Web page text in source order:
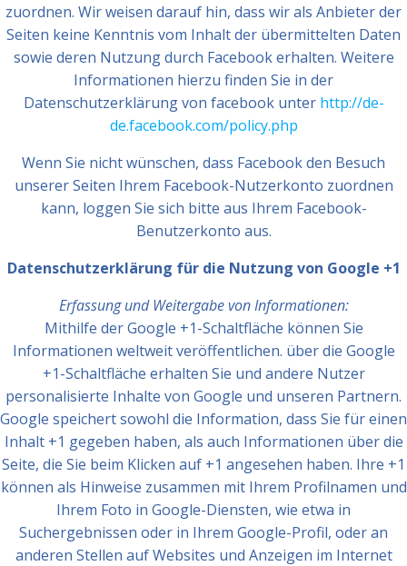
zuordnen. Wir weisen darauf hin, dass wir als Anbieter der
Seiten keine Kenntnis vom Inhalt der übermittelten Daten
sowie deren Nutzung durch Facebook erhalten. Weitere
Informationen hierzu finden Sie in der
Datenschutzerklärung von facebook unter http://de-
de.facebook.com/policy.php
Wenn Sie nicht wünschen, dass Facebook den Besuch
unserer Seiten Ihrem Facebook-Nutzerkonto zuordnen
kann, loggen Sie sich bitte aus Ihrem Facebook-
Benutzerkonto aus.
Datenschutzerklärung für die Nutzung von Google +1
Erfassung und Weitergabe von Informationen:
Mithilfe der Google +1-Schaltfläche können Sie
Informationen weltweit veröffentlichen. über die Google
+1-Schaltfläche erhalten Sie und andere Nutzer
personalisierte Inhalte von Google und unseren Partnern.
Google speichert sowohl die Information, dass Sie für einen
Inhalt +1 gegeben haben, als auch Informationen über die
Seite, die Sie beim Klicken auf +1 angesehen haben. Ihre +1
können als Hinweise zusammen mit Ihrem Profilnamen und
Ihrem Foto in Google-Diensten, wie etwa in
Suchergebnissen oder in Ihrem Google-Profil, oder an
anderen Stellen auf Websites und Anzeigen im Internet